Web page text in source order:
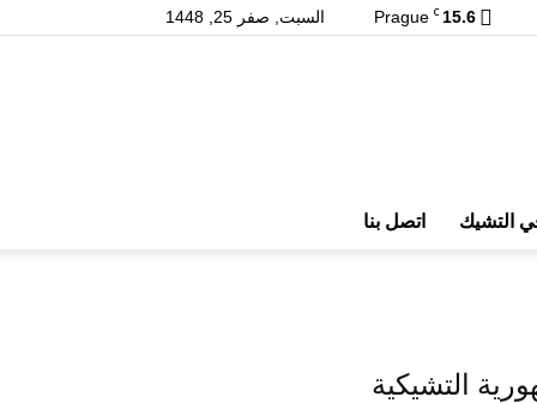
15.6
C
Prague السبت, صفر 25, 1448
اتصل بنا التشيك
التشيكية